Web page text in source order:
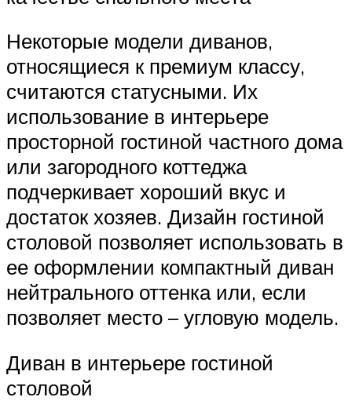
Некоторые модели диванов,
относящиеся к премиум классу,
считаются статусными. Их
использование в интерьере
просторной гостиной частного дома
или загородного коттеджа
подчеркивает хороший вкус и
достаток хозяев. Дизайн гостиной
столовой позволяет использовать в
ее оформлении компактный диван
нейтрального оттенка или, если
позволяет место – угловую модель.
Диван в интерьере гостиной
столовой